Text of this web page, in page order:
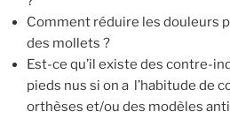
Comment réduire les douleurs
des mollets ?
Est-ce qu’il existe des contre-
pieds nus si on a l’habitude de
orthèses et/ou des modèles